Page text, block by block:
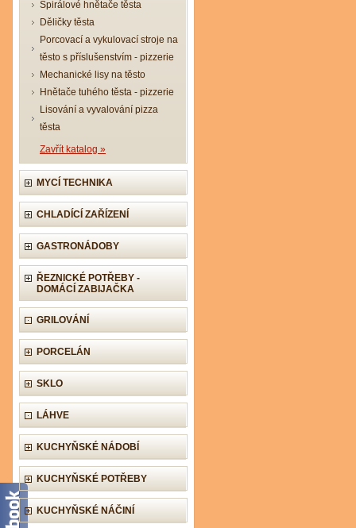
Spirálové hnětače těsta
Děličky těsta
Porcovací a vykulovací stroje na
těsto s příslušenstvím - pizzerie
Mechanické lisy na těsto
Hnětače tuhého těsta - pizzerie
Lisování a vyvalování pizza
těsta
Zavřít katalog »
MYCÍ TECHNIKA
CHLADÍCÍ ZAŘÍZENÍ
GASTRONÁDOBY
ŘEZNICKÉ POTŘEBY -
DOMÁCÍ ZABIJAČKA
GRILOVÁNÍ
PORCELÁN
SKLO
LÁHVE
KUCHYŇSKÉ NÁDOBÍ
KUCHYŇSKÉ POTŘEBY
KUCHYŇSKÉ NÁČINÍ